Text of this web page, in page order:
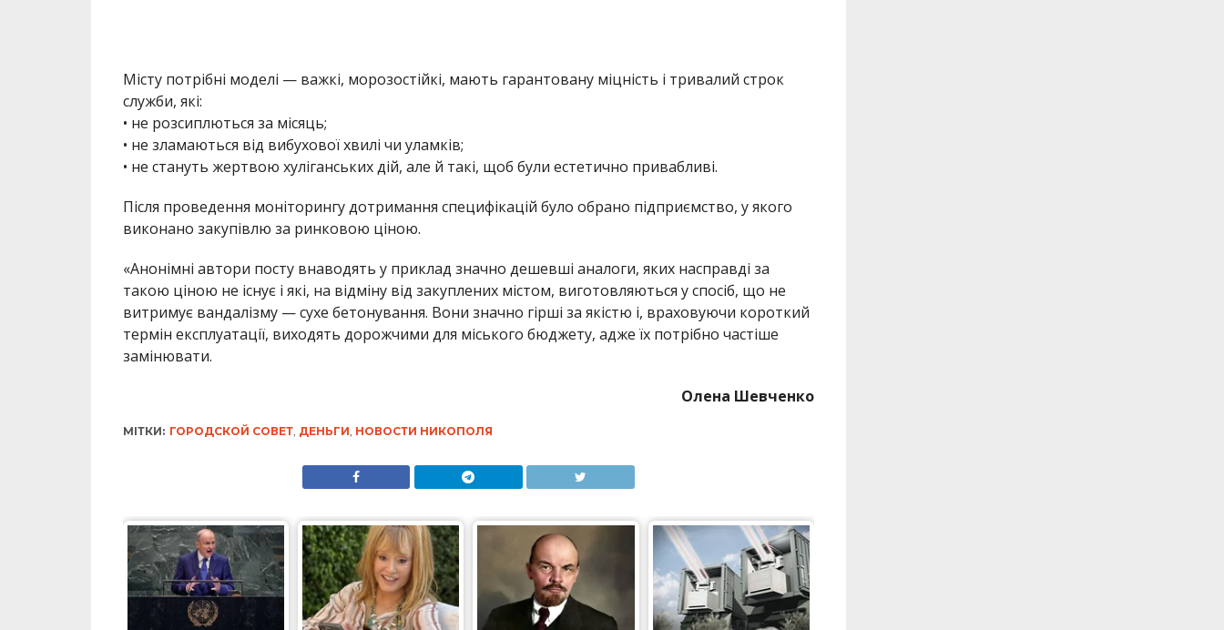
термін експлуатації, виходять дорожчими для міського бюджету, адже їх потрібно частіше
замінювати.
МІТКИ: ГОРОДСКОЙ СОВЕТ,ДЕНЬГИ,НОВОСТИ НИКОПОЛЯ
ТРЕШ
“Справа в тому, що у мене немає дому”: в Нікополі
згорів будинок волонтерки і власниці притулку для
тварин